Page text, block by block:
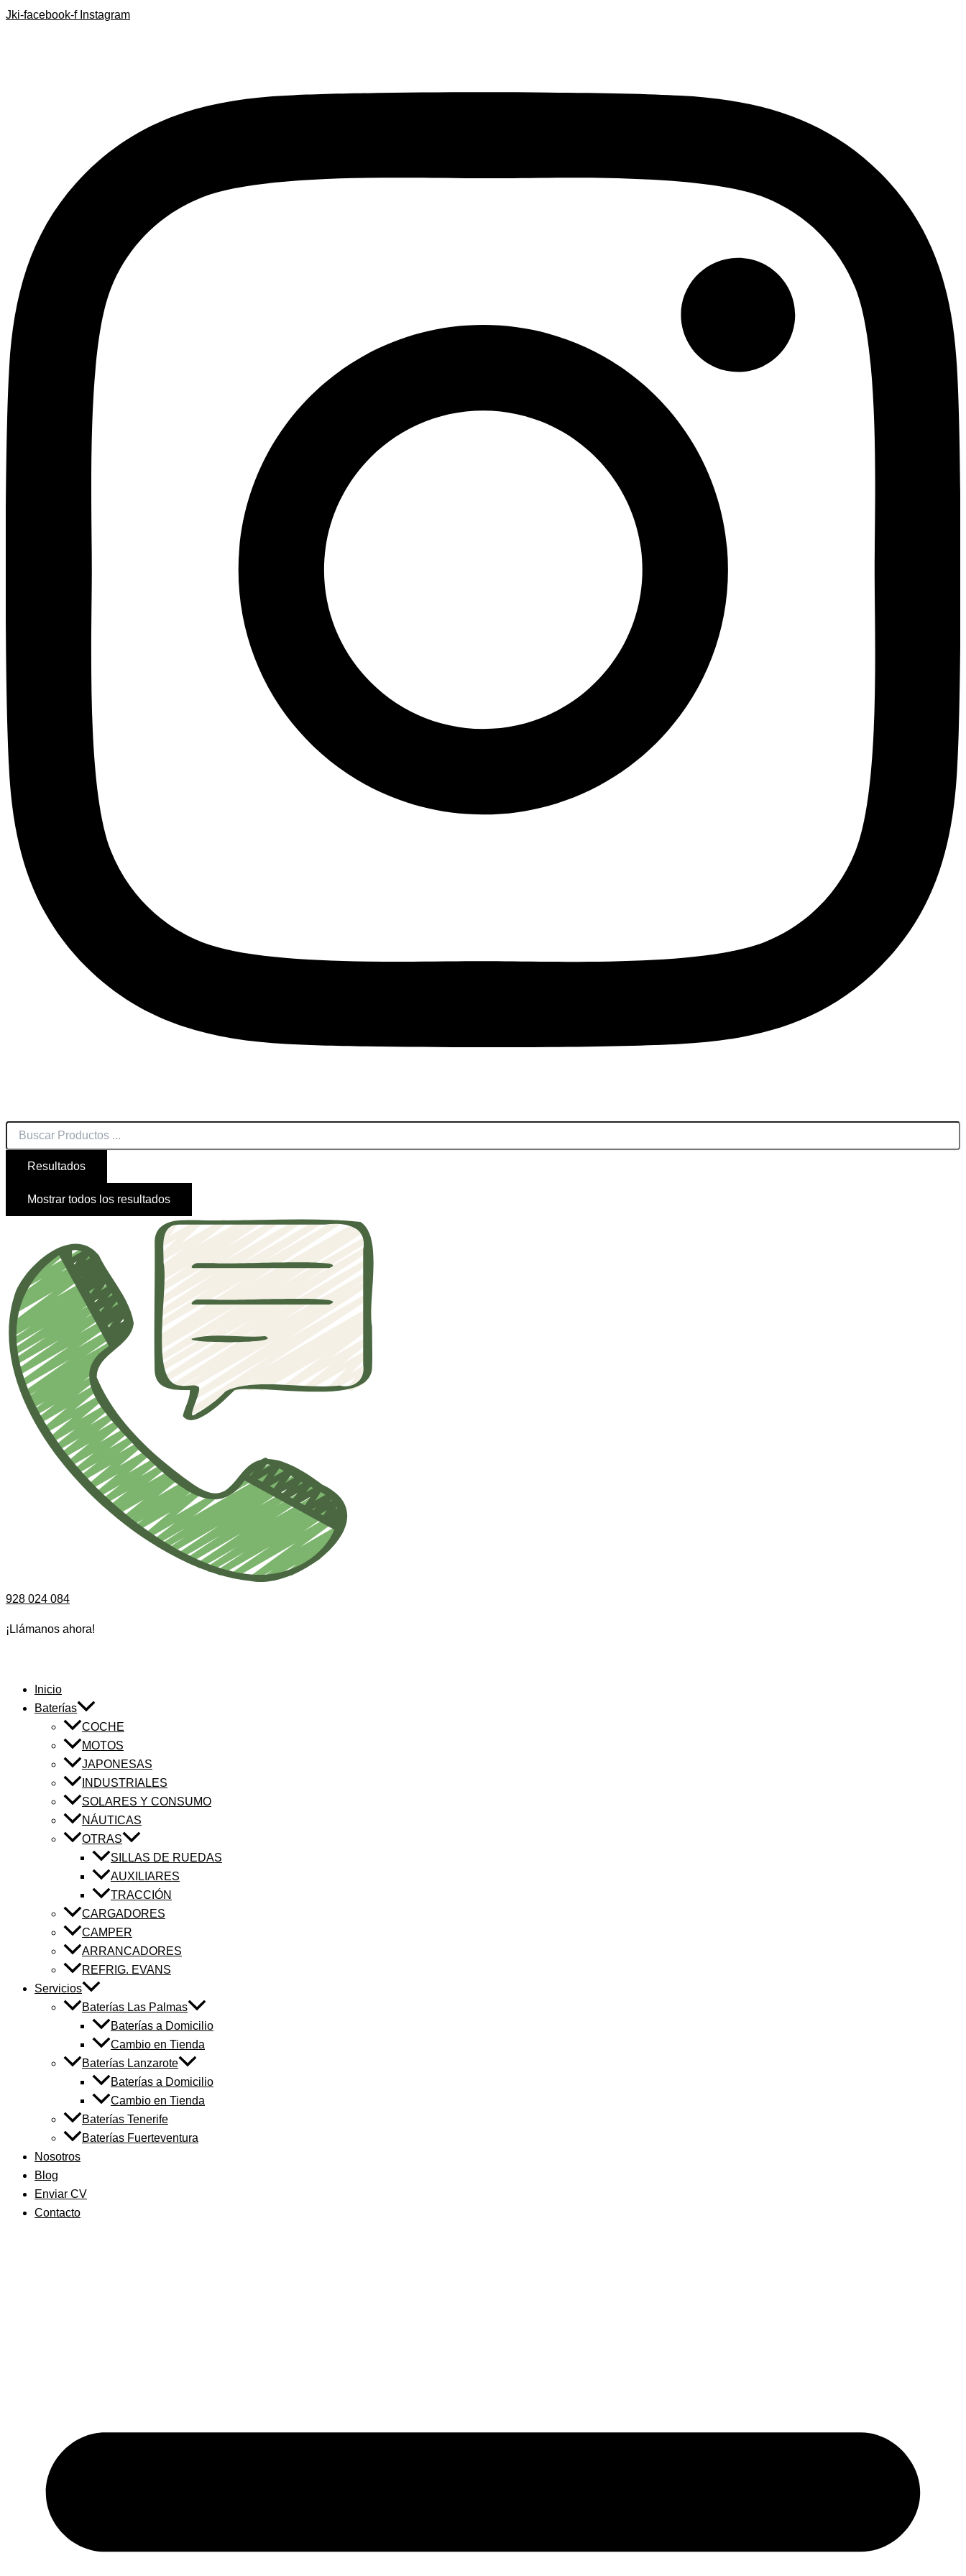
Ir
Jki-facebook-f Instagram
...
Resultados
Mostrar todos los resultados
928 024 084
¡Llámanos ahora!
Inicio
Baterías
COCHE
MOTOS
JAPONESAS
INDUSTRIALES
SOLARES Y CONSUMO
NÁUTICAS
OTRAS
SILLAS DE RUEDAS
AUXILIARES
TRACCIÓN
CARGADORES
CAMPER
ARRANCADORES
REFRIG. EVANS
Servicios
Baterías Las Palmas
Baterías a Domicilio
Cambio en Tienda
Baterías Lanzarote
Baterías a Domicilio
Cambio en Tienda
Baterías Tenerife
Baterías Fuerteventura
Nosotros
Blog
Enviar CV
Contacto
...